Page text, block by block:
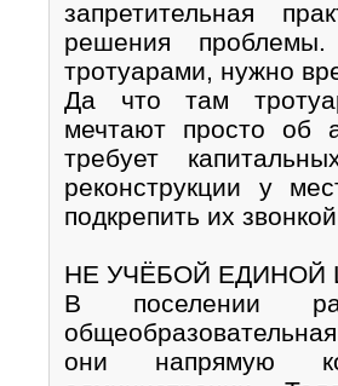
запретительная
решения
тротуарами, нужно
Да что там
мечтают просто об
требует
реконструкции у
подкрепить их
НЕ УЧЁБОЙ
В поселении
они напрямую